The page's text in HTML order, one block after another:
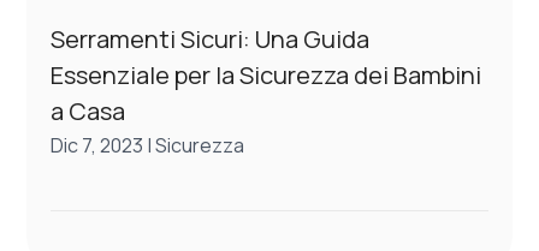
Serramenti Sicuri: Una Guida
Essenziale per la Sicurezza dei Bambini
a Casa
Dic 7, 2023 |Sicurezza